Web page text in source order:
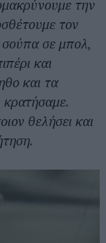
την
τον
σε μπολ,
και
και τα
θελήσει και